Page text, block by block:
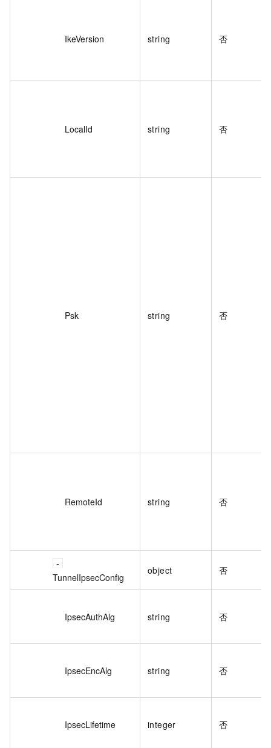
IkeVersion string 否
LocalId string 否
Psk string 否
RemoteId string 否
TunnelIpsecConfig
object 否
IpsecAuthAlg string 否
IpsecEncAlg string 否
IpsecLifetime integer 否